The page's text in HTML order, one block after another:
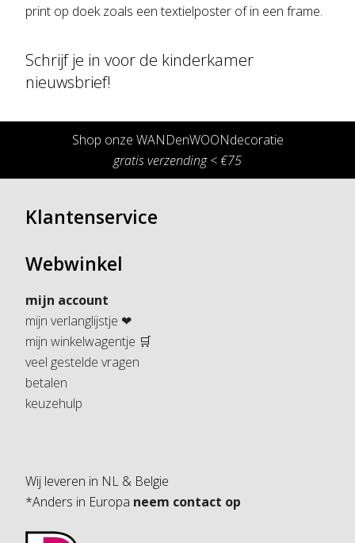
print op doek zoals een textielposter of in een frame.
Schrijf je in voor de kinderkamer
nieuwsbrief!
Shop onze WANDenWOONdecoratie
gratis verzending < €75
Klantenservice
Webwinkel
mijn account
mijn verlanglijstje ❤
mijn winkelwagentje 🛒
veel gestelde vragen
betalen
keuzehulp
Wij leveren in NL & Belgie
*Anders in Europa neem contact op